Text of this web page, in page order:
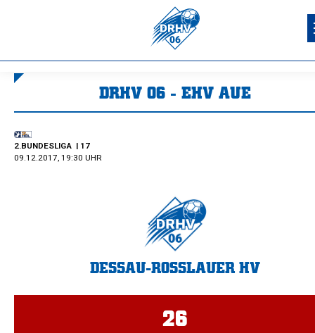
DRHV 06 - EHV AUE
2.BUNDESLIGA | 17
09.12.2017, 19:30 UHR
DESSAU-ROSSLAUER HV
26